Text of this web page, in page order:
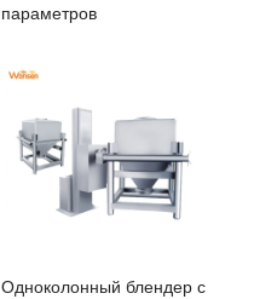
параметров
Одноколонный блендер с